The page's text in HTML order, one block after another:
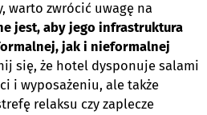
warto zwrócić uwagę na
jest, aby jego infrastruktura
jak i nieformalnej
się, że hotel dysponuje salami
i wyposażeniu, ale także
relaksu czy zaplecze